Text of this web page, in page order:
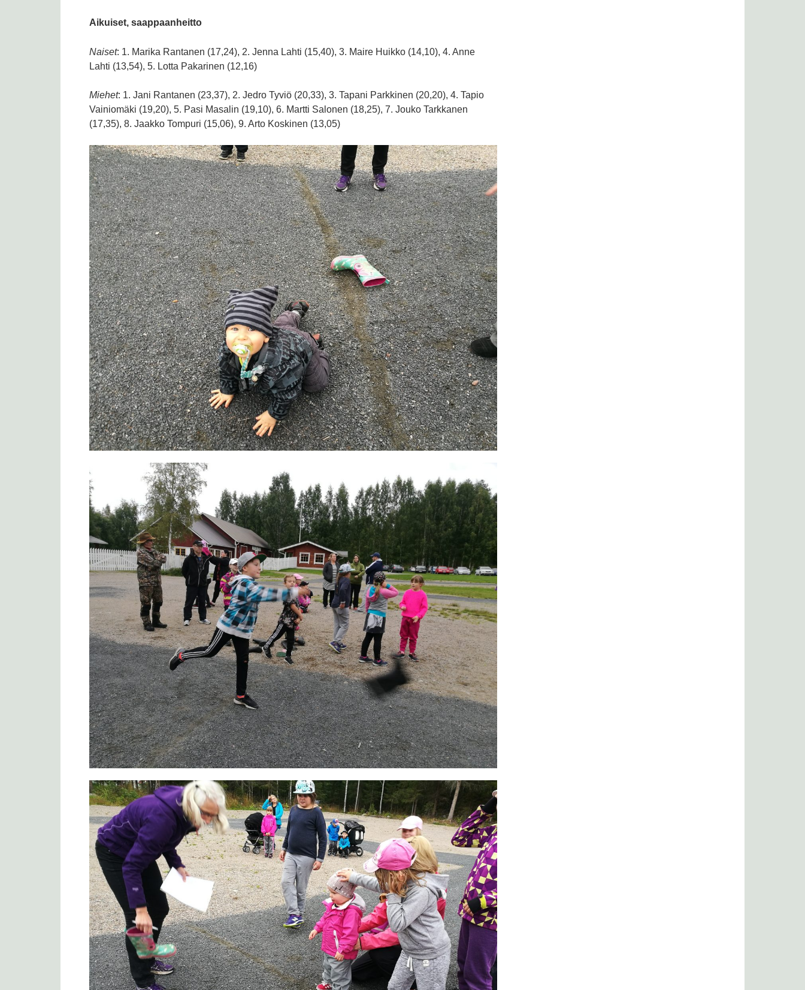
Aikuiset, saappaanheitto
Naiset: 1. Marika Rantanen (17,24), 2. Jenna Lahti (15,40), 3. Maire Huikko (14,10), 4. Anne
Lahti (13,54), 5. Lotta Pakarinen (12,16)
Miehet: 1. Jani Rantanen (23,37), 2. Jedro Tyviö (20,33), 3. Tapani Parkkinen (20,20), 4. Tapio
Vainiomäki (19,20), 5. Pasi Masalin (19,10), 6. Martti Salonen (18,25), 7. Jouko Tarkkanen
(17,35), 8. Jaakko Tompuri (15,06), 9. Arto Koskinen (13,05)